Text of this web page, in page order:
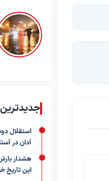
استقلال
آدان در
هشدار
این تاریخ